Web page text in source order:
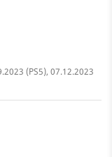
(PS5), 07.12.2023